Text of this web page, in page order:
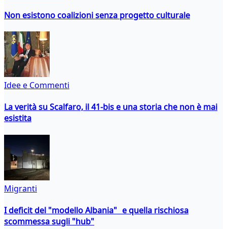
Non esistono coalizioni senza progetto culturale
Idee e Commenti
La verità su Scalfaro, il 41-bis e una storia che non è mai
esistita
Migranti
I deficit del "modello Albania" e quella rischiosa
scommessa sugli "hub"